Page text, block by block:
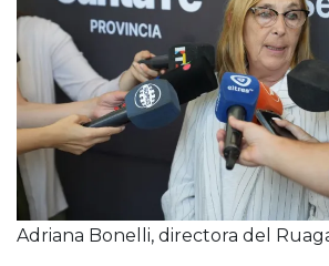
Adriana Bonelli, directora del